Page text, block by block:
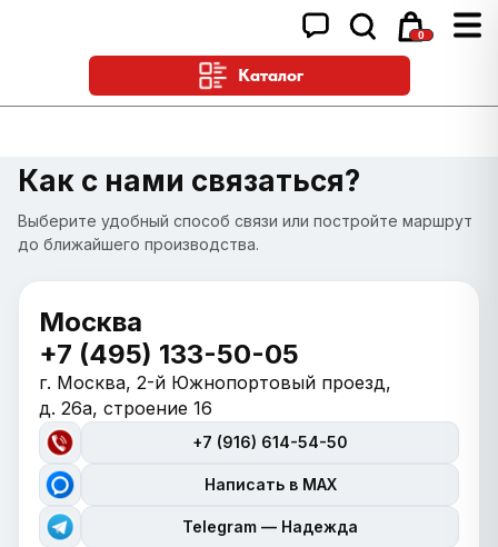
0
Каталог
Как с нами связаться?
Выберите удобный способ связи или постройте маршрут
до ближайшего производства.
Москва
+7 (495) 133-50-05
г. Москва, 2-й Южнопортовый проезд,
д. 26а, строение 16
+7 (916) 614-54-50
Написать в MAX
Telegram — Надежда